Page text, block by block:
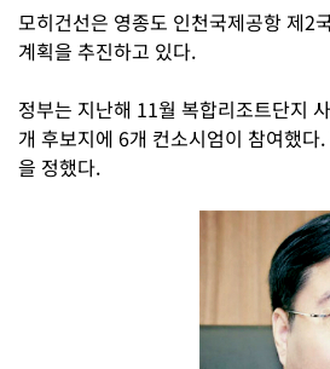
모히건선은 영종도 인천국제공항 제2
계획을 추진하고 있다.
정부는 지난해 11월 복합리조트단지
개 후보지에 6개 컨소시엄이 참여했
을 정했다.